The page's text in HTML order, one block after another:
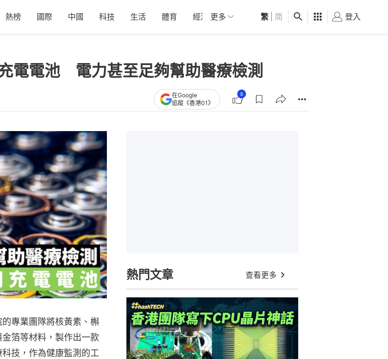
熱榜 國際 中國 科技 生活 體育 經濟 01深圳 觀點 健康 好食玩飛
更多 繁 简 登入
電電池 電力甚至足夠幫助醫療檢測
在Google
追蹤《香港01》
8
專業團隊將核黃素、槲
箔等材料，製作出一款
技，作為健康監測的工
熱門文章 查看更多